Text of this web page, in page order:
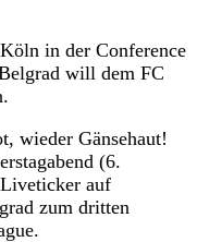
in der Conference
will dem FC
wieder Gänsehaut!
(6.
auf
zum dritten